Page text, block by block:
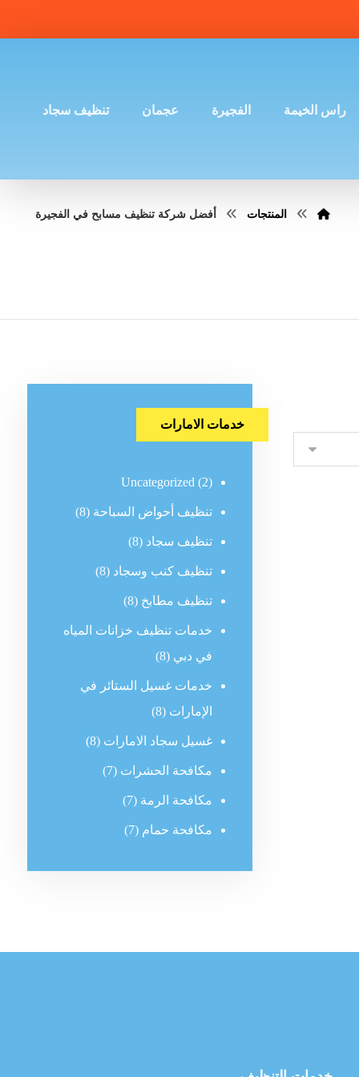
راس الخيمة الفجيرة عجمان تنظيف سجاد
المنتجات أفضل شركة تنظيف مسابح في الفجيرة
خدمات الامارات
Uncategorized (2)
تنظيف أحواض السباحة (8)
تنظيف سجاد (8)
تنظيف كنب وسجاد (8)
تنظيف مطابخ (8)
خدمات تنظيف خزانات المياه
في دبي (8)
خدمات غسيل الستائر في
الإمارات (8)
غسيل سجاد الامارات (8)
مكافحة الحشرات (7)
مكافحة الرمة (7)
مكافحة حمام (7)